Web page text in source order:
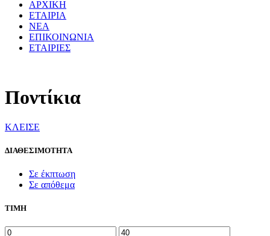
ΑΡΧΙΚΗ
ΕΤΑΙΡΙΑ
ΝΕΑ
ΕΠΙΚΟΙΝΩΝΙΑ
ΕΤΑΙΡΙΕΣ
Ποντίκια
ΚΛΕΙΣΕ
ΔΙΑΘΕΣΙΜΟΤΗΤΑ
Σε έκπτωση
Σε απόθεμα
ΤΙΜΗ
Ελάχιστη
Μέγιστη